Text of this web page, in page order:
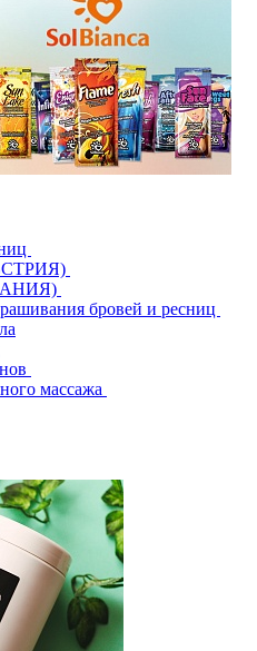
бровей и ресниц
массажа